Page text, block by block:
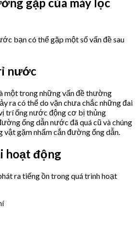
bạn có thể gặp một số vấn đề sau
nước
một trong những vấn đề thường
ra có thể do vặn chưa chắc những đai
trí ống nước động cơ bị thủng
ống dẫn nước đã quá cũ và chúng
vật gặm nhấm cắn đường ống dẫn.
hoạt động
ra tiếng ồn trong quá trình hoạt